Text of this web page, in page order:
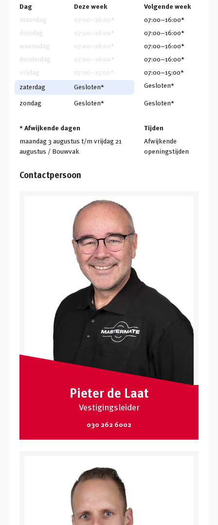
Dag Deze week
Volgende week
maandag
07:00–16:00* 07:00–16:00*
dinsdag
07:00–16:00* 07:00–16:00*
woensdag
07:00–16:00* 07:00–16:00*
donderdag
07:00–16:00* 07:00–16:00*
vrijdag
07:00–15:00* 07:00–15:00*
zaterdag
Gesloten*
Gesloten*
zondag
Gesloten* Gesloten*
* Afwijkende dagen
Tijden
maandag 3 augustus t/m vrijdag 21
augustus / Bouwvak
Afwijkende
openingstijden
Contactpersoon
Pieter de Laat
Vestigingsleider
030 262 6002